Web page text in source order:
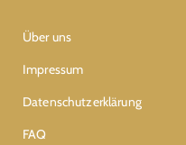
Über uns
Impressum
Datenschutzerklärung
FAQ